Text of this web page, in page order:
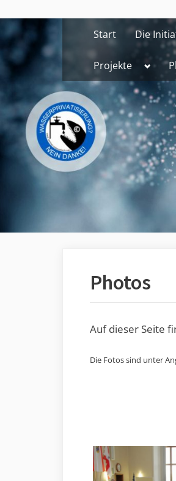
to
content
Start Die
Projekte Toggle
menu
Photos
Auf dieser Seite
Die Fotos sind unter